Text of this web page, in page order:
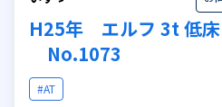
H25年 エルフ 3t 低床
No.1073
#AT